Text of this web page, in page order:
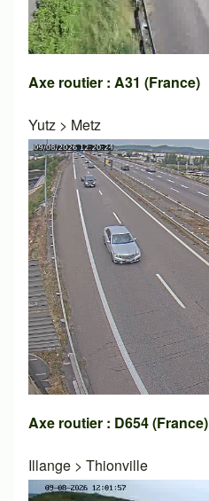
Axe routier : A31 (France)
Yutz > Metz
Axe routier : D654 (France)
Illange > Thionville